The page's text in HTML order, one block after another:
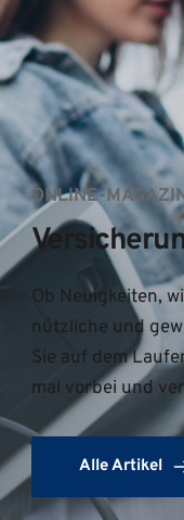
ONLINE-
Ob Neuigkeiten,
nützliche und
Sie auf dem
mal vorbei und
Alle Artikel